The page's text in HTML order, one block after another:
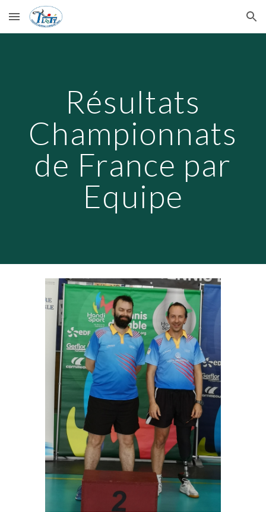
Skip to main content Skip to navigation
Résultats
Championnats
de France par
Equipe